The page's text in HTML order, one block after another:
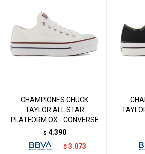
CHAMPIONES CHUCK
TAYLOR ALL STAR
PLATFORM OX - CONVERSE
$ 4.390
$ 3.073